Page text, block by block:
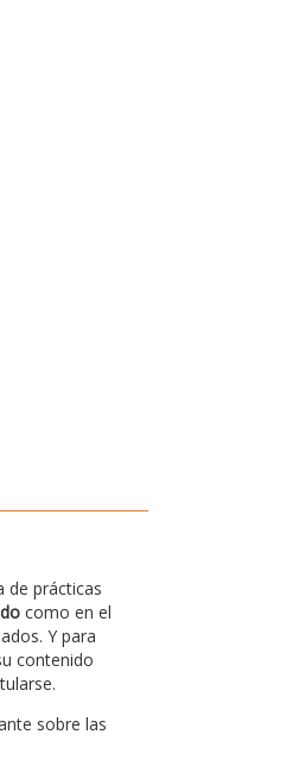
de prácticas
como en el
Y para
contenido
sobre las